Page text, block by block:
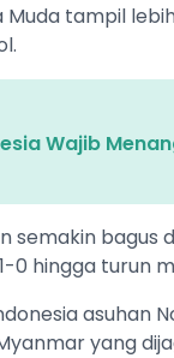
tampil
Wajib
semakin bagus
0 hingga turun
asuhan
yang